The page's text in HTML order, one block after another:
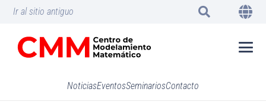
Ir al sitio antiguo
NoticiasEventosSeminariosContacto